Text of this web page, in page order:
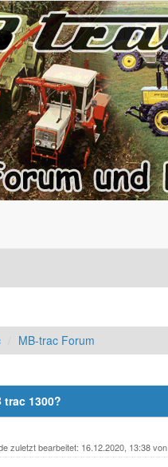
MB-trac Forum
1300?
zuletzt bearbeitet: 16.12.2020, 13:38 von